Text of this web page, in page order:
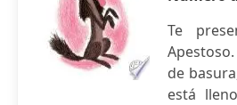
Te
de
está